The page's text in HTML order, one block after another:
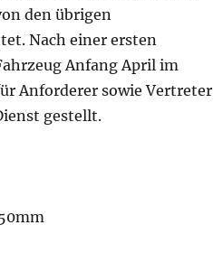
den übrigen
Nach einer ersten
Anfang April im
Anforderer sowie Vertreter
gestellt.